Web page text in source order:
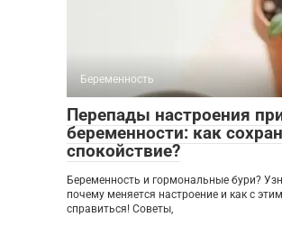
Беременность
Перепады настроения
беременности: как
спокойствие?
Беременность и гормональные бури?
почему меняется настроение и как с этим
справиться! Советы,